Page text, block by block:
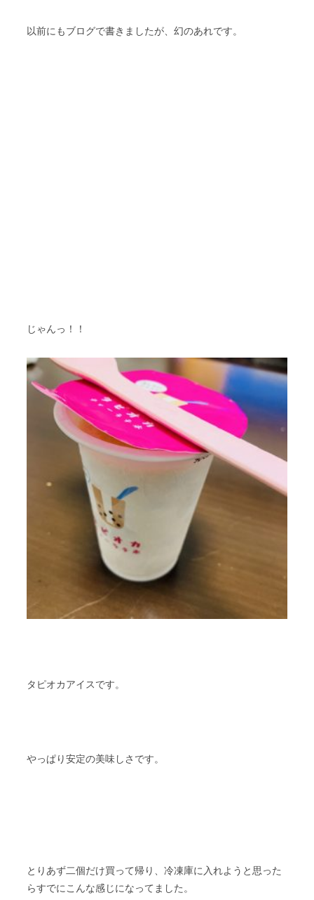
以前にもブログで書きましたが、幻のあれです。
じゃんっ！！
タピオカアイスです。
やっぱり安定の美味しさです。
とりあず二個だけ買って帰り、冷凍庫に入れようと思った
らすでにこんな感じになってました。